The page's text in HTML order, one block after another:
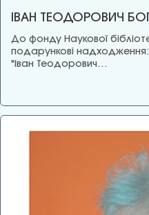
ІВАН ТЕОДОРОВИЧ
До фонду Наукової
подарункові надходження:
"Іван Теодорович…